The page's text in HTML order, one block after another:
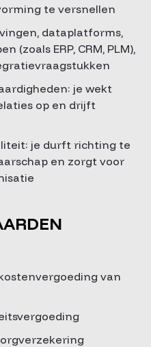
te versnellen
dataplatforms,
(zoals ERP, CRM, PLM),
je wekt
op en drijft
je durft richting te
en zorgt voor
van